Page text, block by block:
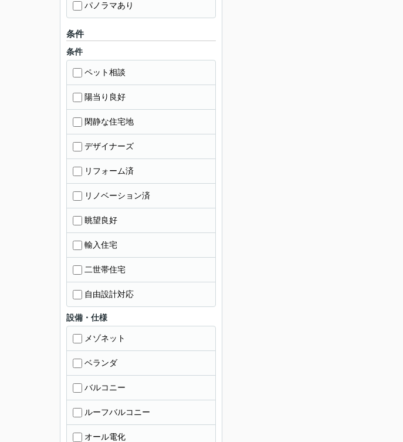
パノラマあり
条件
条件
ペット相談
陽当り良好
閑静な住宅地
デザイナーズ
リフォーム済
リノベーション済
眺望良好
輸入住宅
二世帯住宅
自由設計対応
設備・仕様
メゾネット
ベランダ
バルコニー
ルーフバルコニー
オール電化